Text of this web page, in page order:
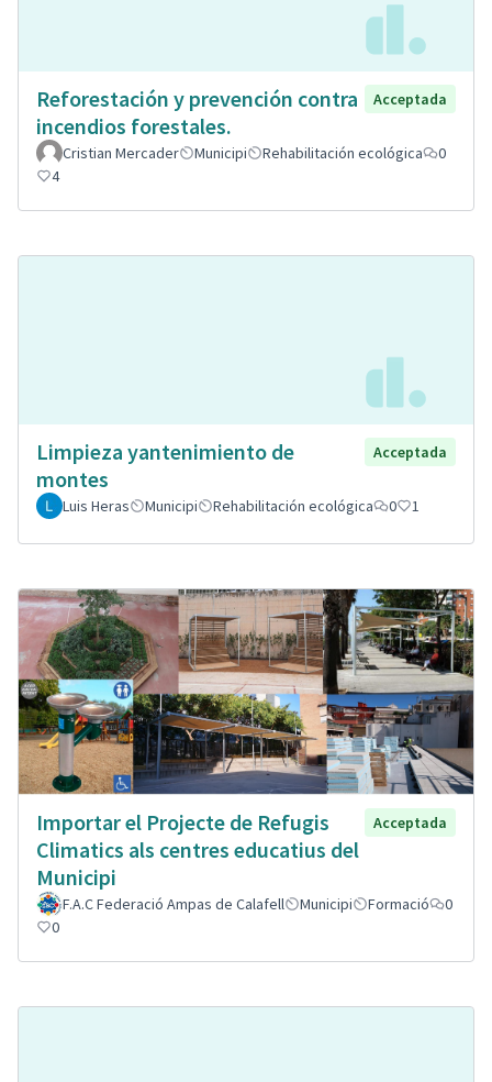
Reforestación y prevención contra
incendios forestales.
Acceptada
Cristian Mercader Municipi Rehabilitación ecológica
0
4
Limpieza yantenimiento de
montes
Acceptada
Luis Heras Municipi Rehabilitación ecológica 0 1
Importar el Projecte de Refugis
Climatics als centres educatius del
Municipi
Acceptada
F.A.C Federació Ampas de Calafell Municipi Formació
0
0